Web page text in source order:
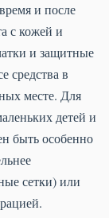
и после
с кожей и
и защитные
средства в
месте. Для
детей и
быть особенно
сетки) или